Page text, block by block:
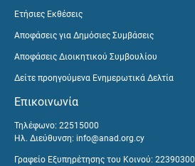
Ετήσιες Εκθέσεις
Αποφάσεις για Δημόσιες Συμβάσεις
Αποφάσεις Διοικητικού Συμβουλίου
Δείτε προηγούμενα Ενημερωτικά Δελτία
Επικοινωνία
Τηλέφωνο: 22515000
Ηλ. Διεύθυνση: info@anad.org.cy
Γραφείο Εξυπηρέτησης του Κοινού: 22390300